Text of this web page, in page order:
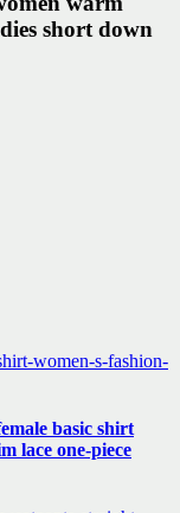
short down
basic shirt
lace one-piece